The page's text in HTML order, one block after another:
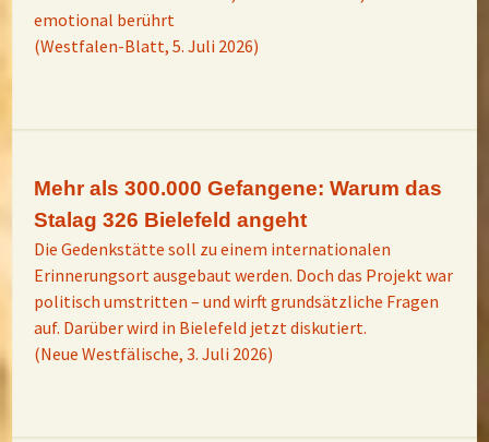
emotional berührt
(Westfalen-Blatt, 5. Juli 2026)
Mehr als 300.000 Gefangene: Warum das
Stalag 326 Bielefeld angeht
Die Gedenkstätte soll zu einem internationalen
Erinnerungsort ausgebaut werden. Doch das Projekt war
politisch umstritten – und wirft grundsätzliche Fragen
auf. Darüber wird in Bielefeld jetzt diskutiert.
(Neue Westfälische, 3. Juli 2026)